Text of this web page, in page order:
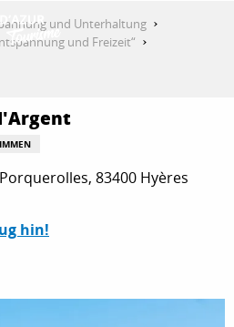
und Unterhaltung
und Freizeit“
83400 Hyères
hin!